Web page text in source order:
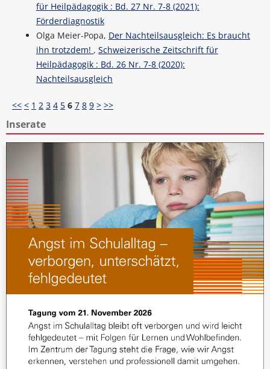
für Heilpädagogik : Bd. 27 Nr. 7-8 (2021):
Förderdiagnostik
Olga Meier-Popa, Der Nachteilsausgleich: Es braucht
ihn trotzdem! , Schweizerische Zeitschrift für
Heilpädagogik : Bd. 26 Nr. 7-8 (2020):
Nachteilsausgleich
<< < 1 2 3 4 5 6 7 8 9 > >>
Inserate